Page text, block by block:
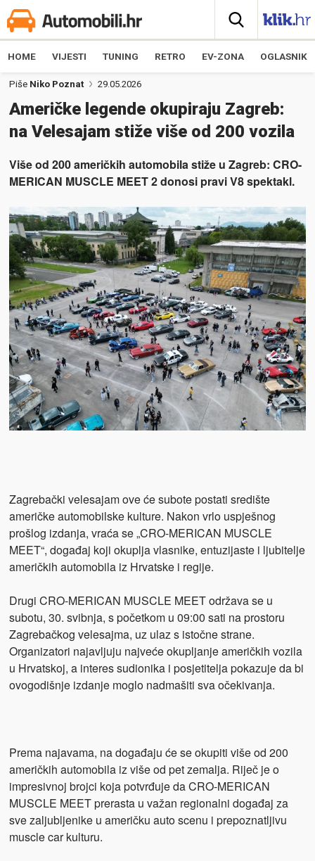
HOME VIJESTI TUNING RETRO EV-ZONA OGLASNIK
Piše Niko Poznat 29.05.2026
Američke legende okupiraju Zagreb:
na Velesajam stiže više od 200 vozila
Više od 200 američkih automobila stiže u Zagreb: CRO-
MERICAN MUSCLE MEET 2 donosi pravi V8 spektakl.
Zagrebački velesajam ove će subote postati središte
američke automobilske kulture. Nakon vrlo uspješnog
prošlog izdanja, vraća se „CRO-MERICAN MUSCLE
MEET“, događaj koji okuplja vlasnike, entuzijaste i ljubitelje
američkih automobila iz Hrvatske i regije.
Drugi CRO-MERICAN MUSCLE MEET održava se u
subotu, 30. svibnja, s početkom u 09:00 sati na prostoru
Zagrebačkog velesajma, uz ulaz s istočne strane.
Organizatori najavljuju najveće okupljanje američkih vozila
u Hrvatskoj, a interes sudionika i posjetitelja pokazuje da bi
ovogodišnje izdanje moglo nadmašiti sva očekivanja.
Prema najavama, na događaju će se okupiti više od 200
američkih automobila iz više od pet zemalja. Riječ je o
impresivnoj brojci koja potvrđuje da CRO-MERICAN
MUSCLE MEET prerasta u važan regionalni događaj za
sve zaljubljenike u američku auto scenu i prepoznatljivu
muscle car kulturu.